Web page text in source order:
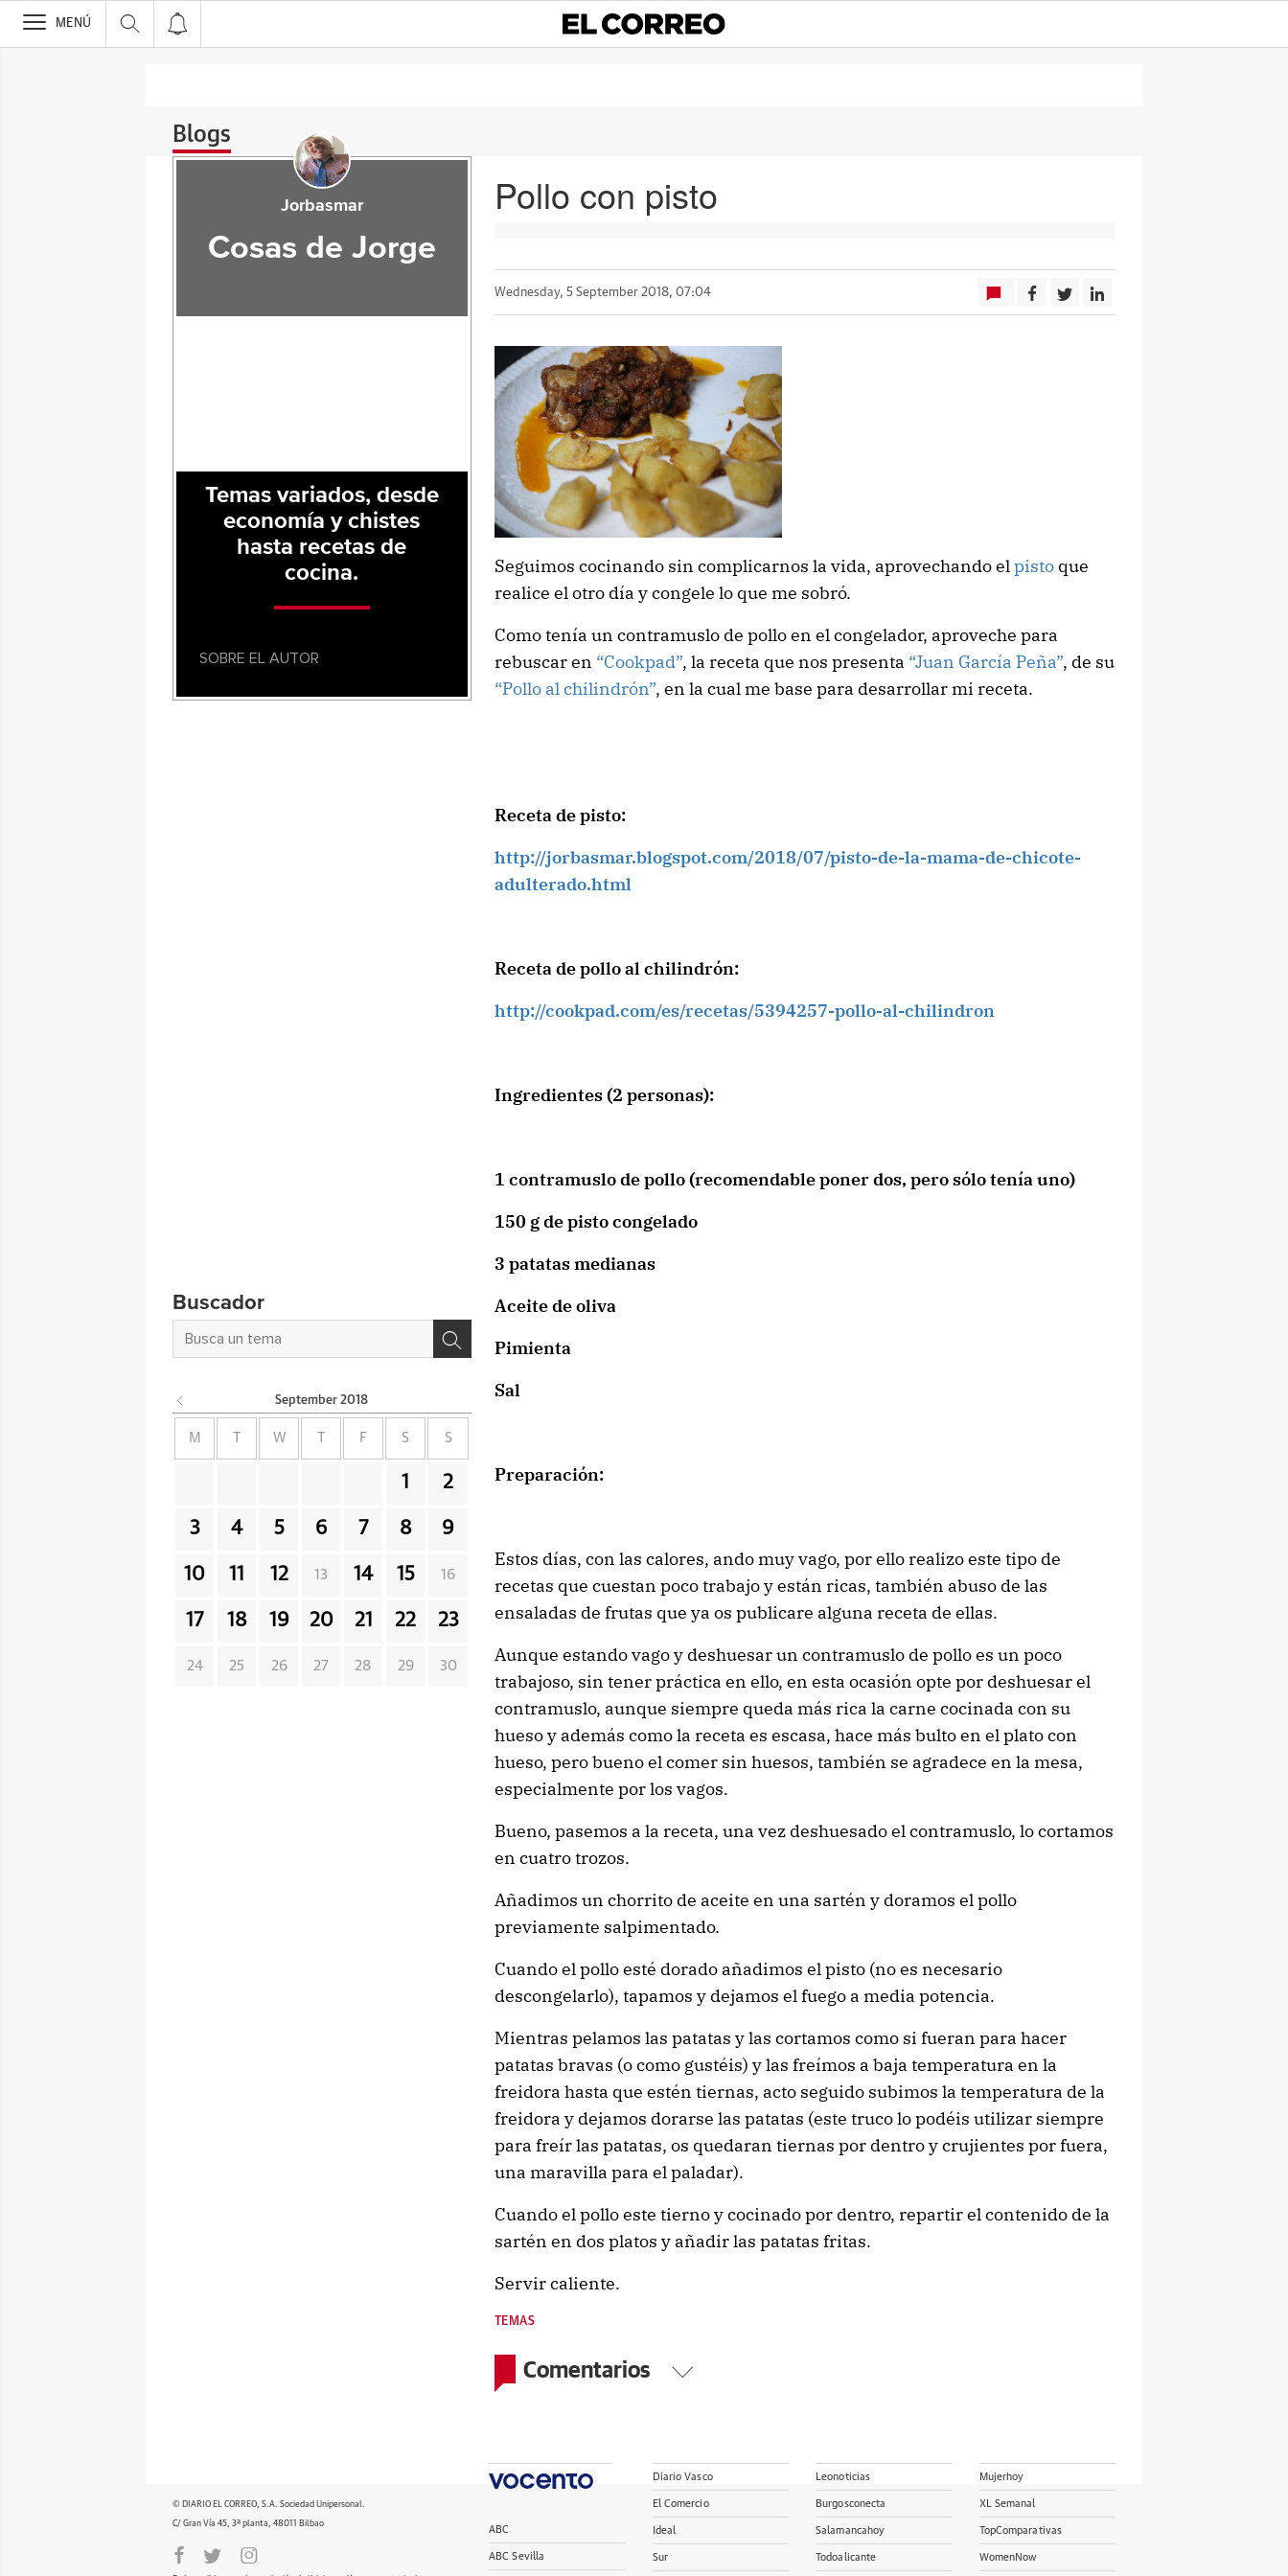
>
MENÚ
Blogs
Pollo con pisto
Wednesday, 5 September 2018, 07:04
Seguimos cocinando sin complicarnos la vida, aprovechando elpistoque
realice el otro día y congele lo que me sobró.
Como tenía un contramuslo de pollo en el congelador, aproveche para
rebuscar en “Cookpad”, la receta que nos presenta “Juan García Peña”, de su
“Pollo al chilindrón”, en la cual me base para desarrollar mi receta.
Receta de pisto:
http://jorbasmar.blogspot.com/2018/07/pisto-de-la-mama-de-chicote-
adulterado.html
Receta de pollo al chilindrón:
http://cookpad.com/es/recetas/5394257-pollo-al-chilindron
Ingredientes (2 personas):
1 contramuslo de pollo (recomendable poner dos, pero sólo tenía uno)
150 g de pisto congelado
3 patatas medianas
Aceite de oliva
Pimienta
Sal
Preparación:
Estos días, con las calores, ando muy vago, por ello realizo este tipo de
recetas que cuestan poco trabajo y están ricas, también abuso de las
ensaladas de frutas que ya os publicare alguna receta de ellas.
Aunque estando vago y deshuesar un contramuslo de pollo es un poco
trabajoso, sin tener práctica en ello, en esta ocasión opte por deshuesar el
contramuslo, aunque siempre queda más rica la carne cocinada con su
hueso y además como la receta es escasa, hace más bulto en el plato con
hueso, pero bueno el comer sin huesos, también se agradece en la mesa,
especialmente por los vagos.
Bueno, pasemos a la receta, una vez deshuesado el contramuslo, lo cortamos
en cuatro trozos.
Añadimos un chorrito de aceite en una sartén y doramos el pollo
previamente salpimentado.
Cuando el pollo esté dorado añadimos el pisto (no es necesario
descongelarlo), tapamos y dejamos el fuego a media potencia.
Mientras pelamos las patatas y las cortamos como si fueran para hacer
patatas bravas (o como gustéis) y las freímos a baja temperatura en la
freidora hasta que estén tiernas, acto seguido subimos la temperatura de la
freidora y dejamos dorarse las patatas (este truco lo podéis utilizar siempre
para freír las patatas, os quedaran tiernas por dentro y crujientes por fuera,
una maravilla para el paladar).
Cuando el pollo este tierno y cocinado por dentro, repartir el contenido de la
sartén en dos platos y añadir las patatas fritas.
Servir caliente.
TEMAS
Comentarios
Jorbasmar
Cosas de Jorge
Temas variados, desde
economía y chistes
hasta recetas de
cocina.
SOBRE EL AUTOR
Buscador
September 2018
M W F S S
1 2
3 4 5 6 7 8 9
10 11 12 13 14 15 16
17 18 19 20 21 22 23
24 25 26 27 28 29 30
© DIARIO EL CORREO, S.A. Sociedad Unipersonal.
C/ Gran Vía 45, 3ª planta, 48011 Bilbao
ABC
ABC Sevilla
Diario Vasco
El Comercio
Ideal
Sur
Leonoticias
Burgosconecta
Salamancahoy
Todoalicante
Mujerhoy
XL Semanal
TopComparativas
WomenNow